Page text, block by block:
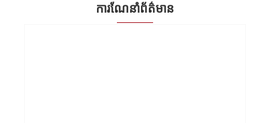
ការណែនាំព័ត៌មាន